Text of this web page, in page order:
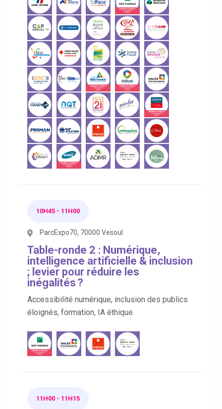
10H45 - 11H00
ParcExpo70, 70000 Vesoul
Table-ronde 2 : Numérique,
intelligence artificielle & inclusion
; levier pour réduire les
inégalités ?
Accessibilité numérique, inclusion des publics
éloignés, formation, IA éthique.
11H00 - 11H15